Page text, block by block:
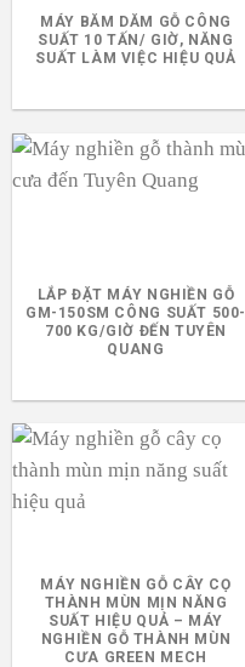
MÁY BĂM DĂM GỖ CÔNG
SUẤT 10 TẤN/ GIỜ, NĂNG
SUẤT LÀM VIỆC HIỆU QUẢ
LẮP ĐẶT MÁY NGHIỀN GỖ
GM-150SM CÔNG SUẤT 500-
700 KG/GIỜ ĐẾN TUYÊN
QUANG
MÁY NGHIỀN GỖ CÂY CỌ
THÀNH MÙN MỊN NĂNG
SUẤT HIỆU QUẢ – MÁY
NGHIỀN GỖ THÀNH MÙN
CƯA GREEN MECH